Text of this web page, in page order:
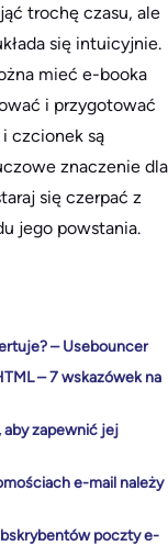
trochę czasu, ale
się intuicyjnie.
mieć e-booka
i przygotować
czcionek są
znaczenie dla
się czerpać z
jego powstania.
– Usebouncer
– 7 wskazówek na
zapewnić jej
e-mail należy
poczty e-